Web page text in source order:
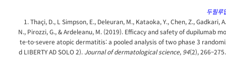
두필루
1. Thaçi, D., L Simpson, E., Deleuran, M., Kataoka, Y., Chen, Z., Gadkari,
N., Pirozzi, G., & Ardeleanu, M. (2019). Efficacy and safety of dupilumab
te-to-severe atopic dermatitis: a pooled analysis of two phase 3
d LIBERTY AD SOLO 2). Journal of dermatological science, 94(2), 266–275.